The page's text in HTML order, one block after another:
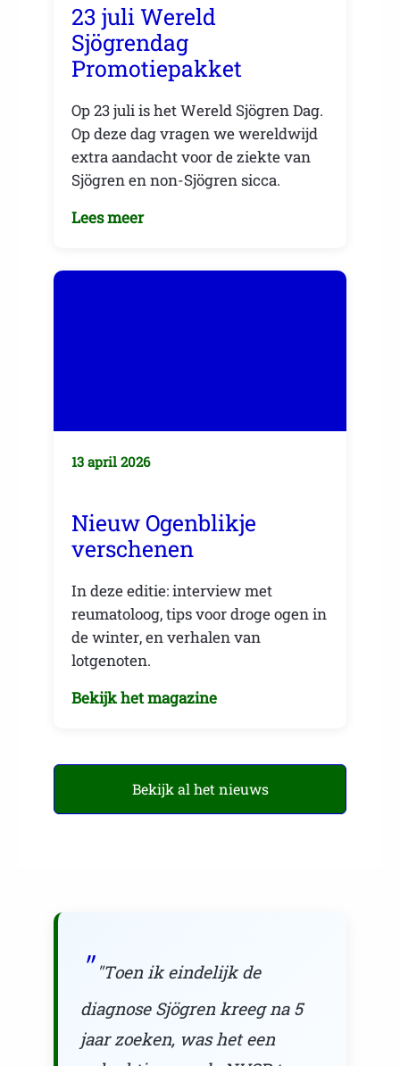
23 juli Wereld
Sjögrendag
Promotiepakket
Op 23 juli is het Wereld Sjögren Dag.
Op deze dag vragen we wereldwijd
extra aandacht voor de ziekte van
Sjögren en non-Sjögren sicca.
Lees meer
13 april 2026
Nieuw Ogenblikje
verschenen
In deze editie: interview met
reumatoloog, tips voor droge ogen in
de winter, en verhalen van
lotgenoten.
Bekijk het magazine
Bekijk al het nieuws
"Toen ik eindelijk de
diagnose Sjögren kreeg na 5
jaar zoeken, was het een